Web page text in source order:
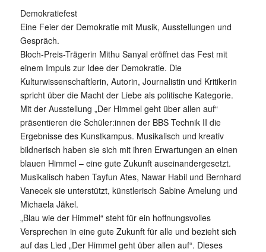
Demokratiefest
Eine Feier der Demokratie mit Musik, Ausstellungen und
Gespräch.
Bloch-Preis-Trägerin Mithu Sanyal eröffnet das Fest mit
einem Impuls zur Idee der Demokratie. Die
Kulturwissenschaftlerin, Autorin, Journalistin und Kritikerin
spricht über die Macht der Liebe als politische Kategorie.
Mit der Ausstellung „Der Himmel geht über allen auf“
präsentieren die Schüler:innen der BBS Technik II die
Ergebnisse des Kunstkampus. Musikalisch und kreativ
bildnerisch haben sie sich mit ihren Erwartungen an einen
blauen Himmel – eine gute Zukunft auseinandergesetzt.
Musikalisch haben Tayfun Ates, Nawar Habil und Bernhard
Vanecek sie unterstützt, künstlerisch Sabine Amelung und
Michaela Jäkel.
„Blau wie der Himmel“ steht für ein hoffnungsvolles
Versprechen in eine gute Zukunft für alle und bezieht sich
auf das Lied „Der Himmel geht über allen auf“. Dieses